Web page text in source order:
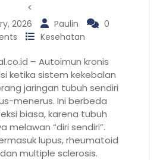
<
2026 Paulin
0
Kesehatan
– Autoimun kronis
ketika sistem kekebalan
jaringan tubuh sendiri
menerus. Ini berbeda
biasa, karena tubuh
melawan “diri sendiri”.
lupus, rheumatoid
multiple sclerosis.